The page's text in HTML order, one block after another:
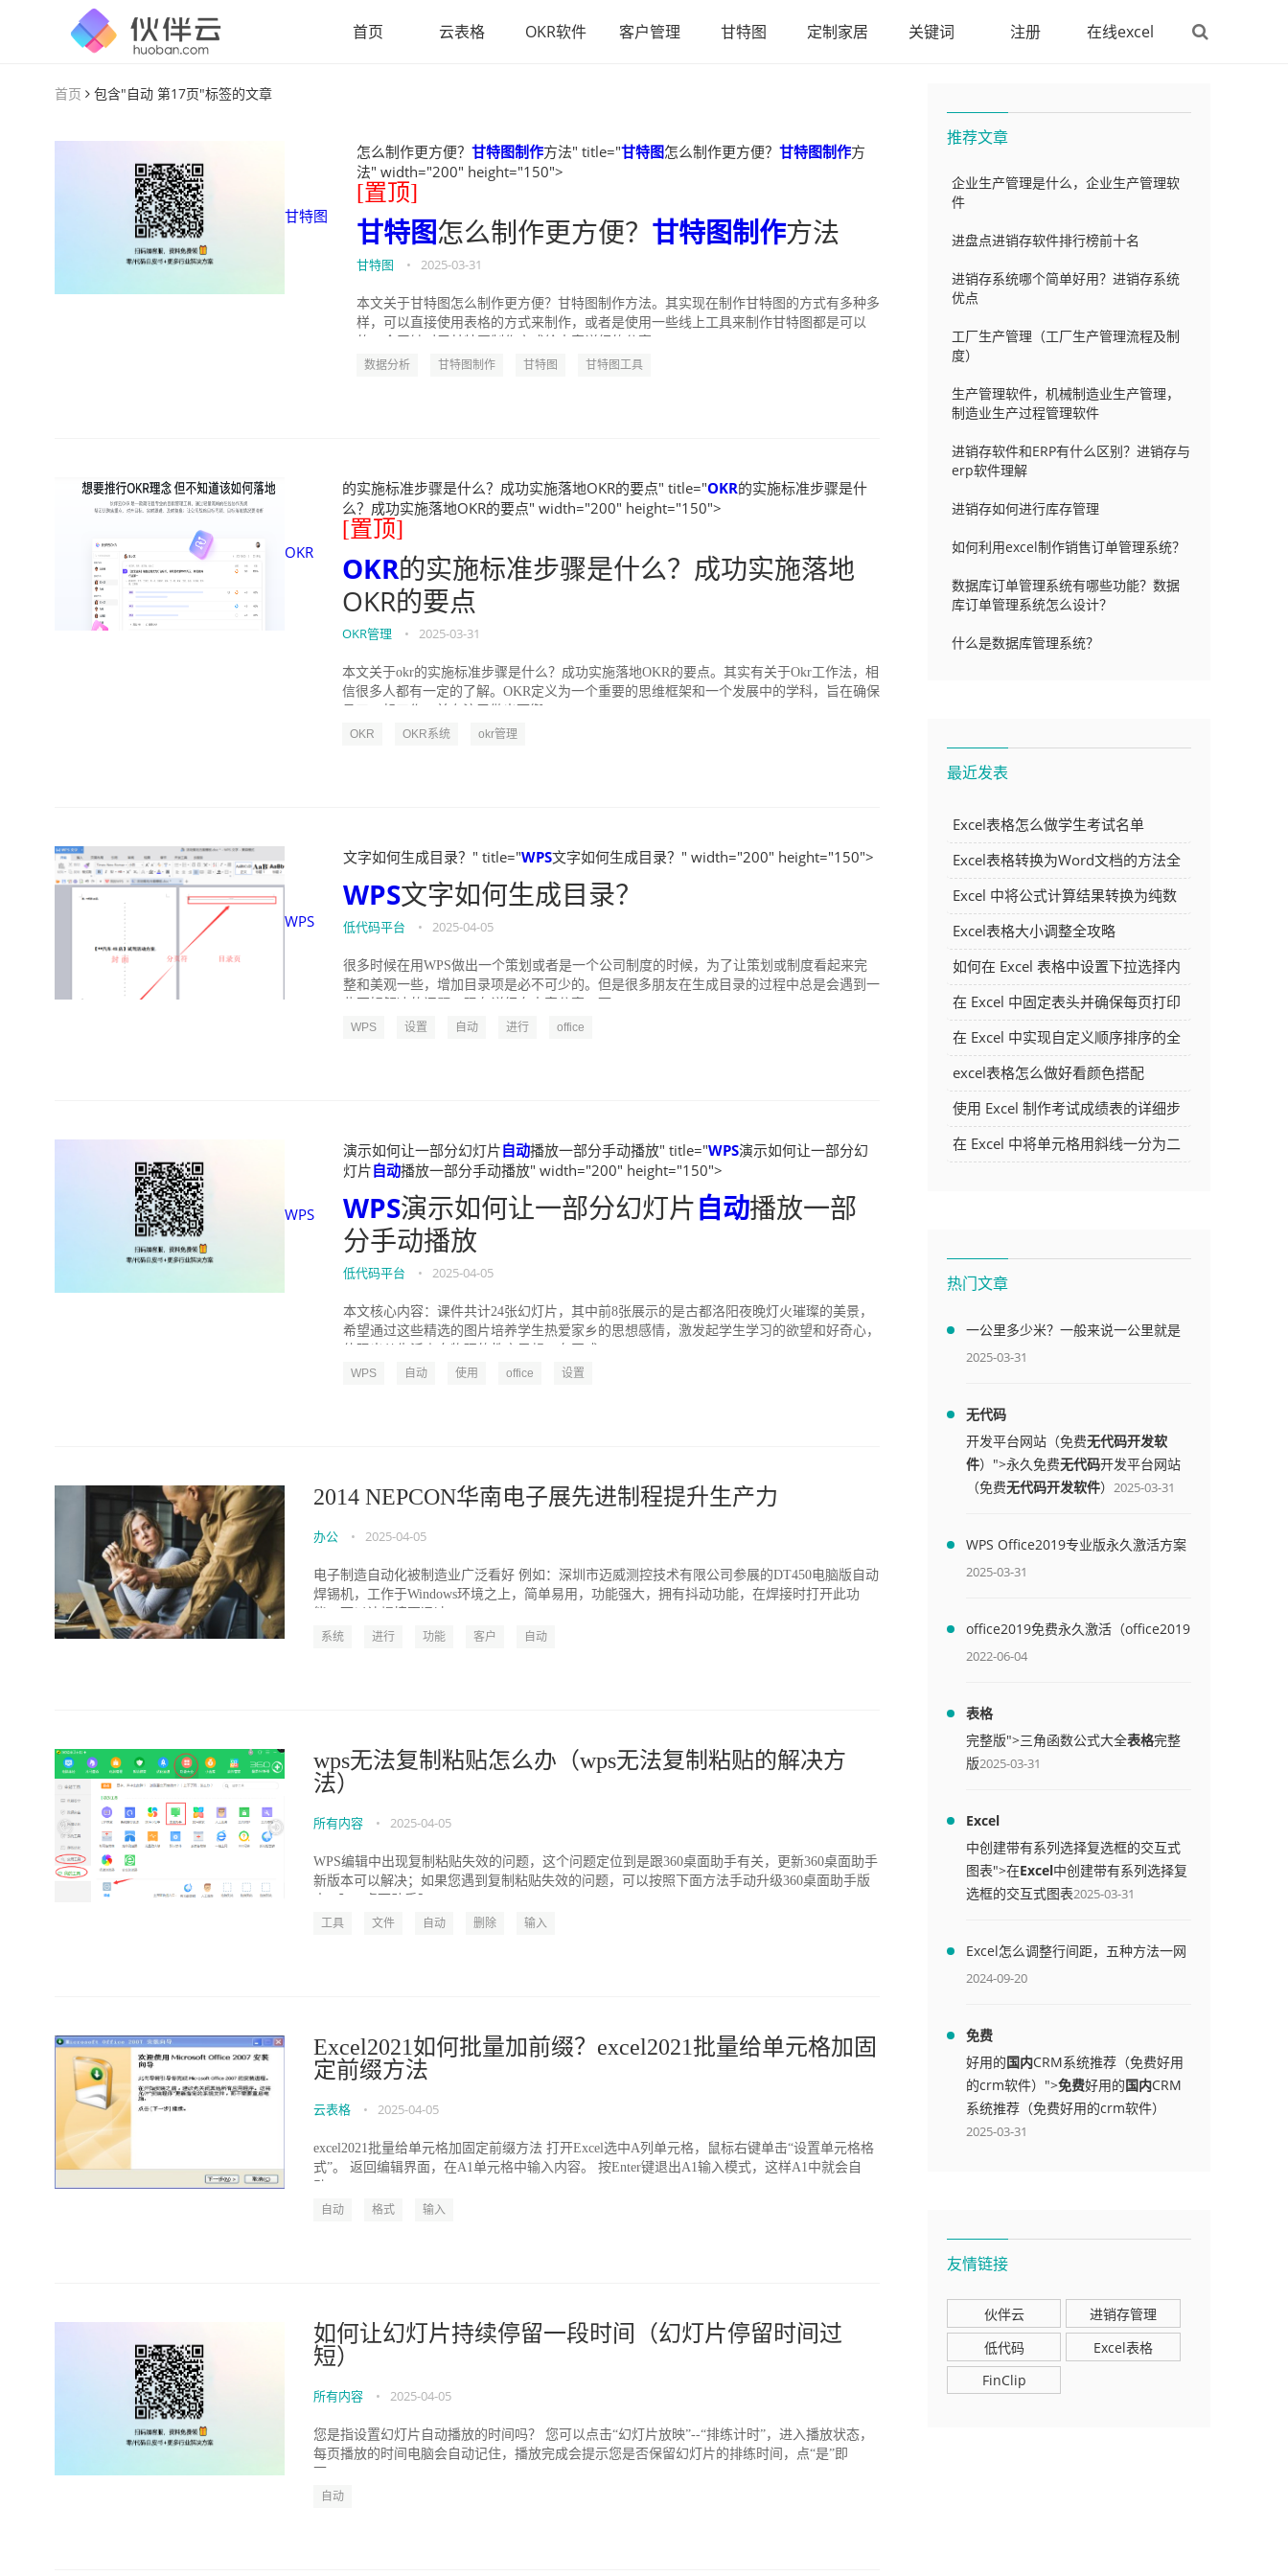
首页 云表格 OKR软件 客户管理 甘特图 定制家居 关键词 注册 在线excel
首页 包含"自动 第17页"标签的文章
甘特图
怎么制作更方便？ 甘特图制作方法" title="甘特图怎么制作更方便？ 甘特图制作方
法" width="200" height="150">
[置顶]
甘特图怎么制作更方便？ 甘特图制作方法
甘特图 • 2025-03-31
本文关于甘特图怎么制作更方便？甘特图制作方法。其实现在制作甘特图的方式有多种多
样，可以直接使用表格的方式来制作，或者是使用一些线上工具来制作甘特图都是可以
数据分析 甘特图制作 甘特图 甘特图工具
OKR
的实施标准步骤是什么？成功实施落地OKR的要点" title="OKR的实施标准步骤是什
么？成功实施落地OKR的要点" width="200" height="150">
[置顶]
OKR的实施标准步骤是什么？成功实施落地
OKR的要点
OKR管理 • 2025-03-31
本文关于okr的实施标准步骤是什么？成功实施落地OKR的要点。其实有关于Okr工作法，相
信很多人都有一定的了解。OKR定义为一个重要的思维框架和一个发展中的学科，旨在确保
OKR OKR系统 okr管理
WPS
文字如何生成目录？" title="WPS文字如何生成目录？" width="200" height="150">
WPS文字如何生成目录？
低代码平台 • 2025-04-05
很多时候在用WPS做出一个策划或者是一个公司制度的时候，为了让策划或制度看起来完
整和美观一些，增加目录项是必不可少的。但是很多朋友在生成目录的过程中总是会遇到一
WPS 设置 自动 进行 office
WPS
演示如何让一部分幻灯片自动播放一部分手动播放" title="WPS演示如何让一部分幻
灯片自动播放一部分手动播放" width="200" height="150">
WPS演示如何让一部分幻灯片自动播放一部
分手动播放
低代码平台 • 2025-04-05
本文核心内容：课件共计24张幻灯片，其中前8张展示的是古都洛阳夜晚灯火璀璨的美景，
希望通过这些精选的图片培养学生热爱家乡的思想感情，激发起学生学习的欲望和好奇心，
WPS 自动 使用 office 设置
2014 NEPCON华南电子展先进制程提升生产力
办公 • 2025-04-05
电子制造自动化被制造业广泛看好 例如：深圳市迈威测控技术有限公司参展的DT450电脑版自动
焊锡机，工作于Windows环境之上，简单易用，功能强大，拥有抖动功能，在焊接时打开此功
系统 进行 功能 客户 自动
wps无法复制粘贴怎么办（wps无法复制粘贴的解决方
法）
所有内容 • 2025-04-05
WPS编辑中出现复制粘贴失效的问题，这个问题定位到是跟360桌面助手有关，更新360桌面助手
新版本可以解决；如果您遇到复制粘贴失效的问题，可以按照下面方法手动升级360桌面助手版
工具 文件 自动 删除 输入
Excel2021如何批量加前缀？excel2021批量给单元格加固
定前缀方法
云表格 • 2025-04-05
excel2021批量给单元格加固定前缀方法 打开Excel选中A列单元格，鼠标右键单击“设置单元格格
式”。 返回编辑界面，在A1单元格中输入内容。 按Enter键退出A1输入模式，这样A1中就会自
自动 格式 输入
如何让幻灯片持续停留一段时间（幻灯片停留时间过
短）
所有内容 • 2025-04-05
您是指设置幻灯片自动播放的时间吗？ 您可以点击“幻灯片放映”--“排练计时”，进入播放状态，
每页播放的时间电脑会自动记住，播放完成会提示您是否保留幻灯片的排练时间，点“是”即
自动
推荐文章
企业生产管理是什么，企业生产管理软
件
进盘点进销存软件排行榜前十名
进销存系统哪个简单好用？进销存系统
优点
工厂生产管理（工厂生产管理流程及制
度）
生产管理软件，机械制造业生产管理，
制造业生产过程管理软件
进销存软件和ERP有什么区别？进销存与
erp软件理解
进销存如何进行库存管理
如何利用excel制作销售订单管理系统？
数据库订单管理系统有哪些功能？数据
库订单管理系统怎么设计？
什么是数据库管理系统？
最近发表
Excel表格怎么做学生考试名单
Excel表格转换为Word文档的方法全
解析
Excel 中将公式计算结果转换为纯数
字的多种方法
Excel表格大小调整全攻略
如何在 Excel 表格中设置下拉选择内
容
在 Excel 中固定表头并确保每页打印
时都显示表头的方法详解
在 Excel 中实现自定义顺序排序的全
面指南
excel表格怎么做好看颜色搭配
使用 Excel 制作考试成绩表的详细步
骤及技巧
在 Excel 中将单元格用斜线一分为二
热门文章
一公里多少米？一般来说一公里就是
1000米
2025-03-31
无代码
开发平台网站（免费无代码开发软
件）">永久免费无代码开发平台网站
（免费无代码开发软件） 2025-03-31
WPS Office2019专业版永久激活方案
(附终身授权序列号)
2025-03-31
office2019免费永久激活（office2019
免费永久激活码）
2022-06-04
表格
完整版">三角函数公式大全表格完整
版2025-03-31
Excel
中创建带有系列选择复选框的交互式
图表">在Excel中创建带有系列选择复
选框的交互式图表2025-03-31
Excel怎么调整行间距，五种方法一网
打尽
2024-09-20
免费
好用的国内CRM系统推荐（免费好用
的crm软件）">免费好用的国内CRM
系统推荐（免费好用的crm软件）
2025-03-31
友情链接
伙伴云
进销存管理
低代码
Excel表格
FinClip